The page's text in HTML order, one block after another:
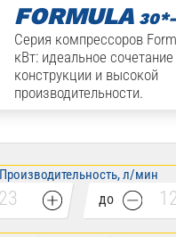
FORMULA
Серия компрессоров
кВт: идеальное
конструкции и высокой
производительности.
Производительность, л/мин
до